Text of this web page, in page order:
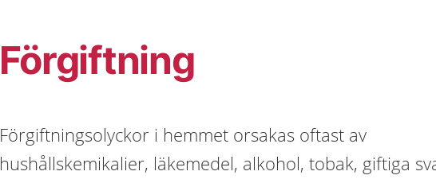
Förgiftning
Förgiftningsolyckor i hemmet orsakas oftast av
hushållskemikalier, läkemedel, alkohol, tobak, giftiga